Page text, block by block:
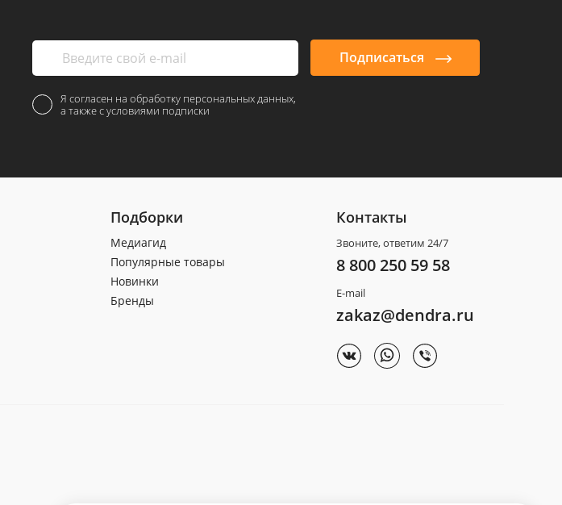
Подписаться
Я согласен на обработку персональных данных,
а также с условиями подписки
Подборки
Медиагид
Популярные товары
Новинки
Бренды
Контакты
Звоните, ответим 24/7
8 800 250 59 58
E-mail
zakaz@dendra.ru